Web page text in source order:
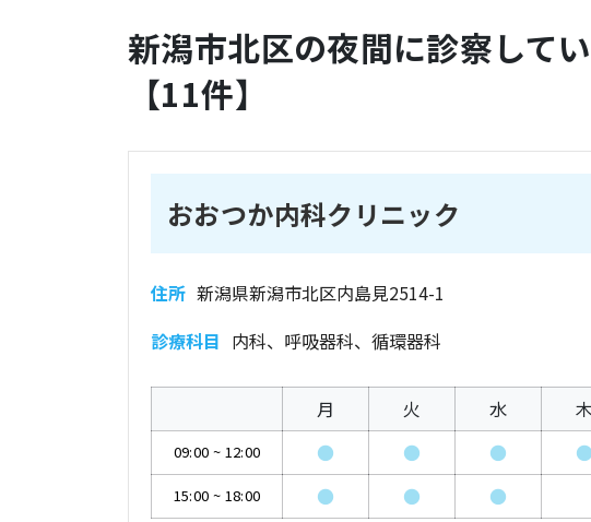
新潟市北区の夜間に診察して
【11件】
おおつか内科クリニック
住所 新潟県新潟市北区内島見2514-1
診療科目 内科、呼吸器科、循環器科
月 火 水 木
09:00 ~ 12:00 ● ● ● ●
15:00 ~ 18:00 ● ● ●